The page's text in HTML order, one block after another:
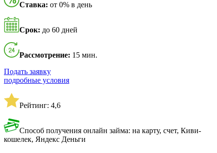
Ставка: от 0% в день
Срок: до 60 дней
Рассмотрение: 15 мин.
Подать заявку
подробные условия
Рейтинг: 4,6
Способ получения онлайн займа: на карту, счет, Киви-
кошелек, Яндекс Деньги